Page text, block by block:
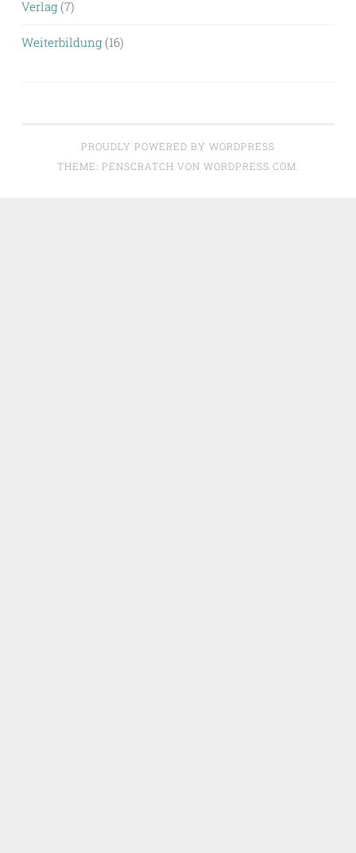
Verlag (7)
Weiterbildung (16)
PROUDLY POWERED BY WORDPRESS
THEME: PENSCRATCH VON WORDPRESS.COM